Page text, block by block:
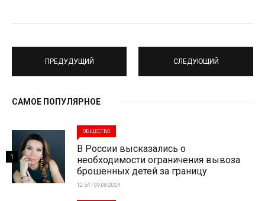
ПРЕДУДУЩИЙ СЛЕДУЮЩИЙ
САМОЕ ПОПУЛЯРНОЕ
ОБЩЕСТВО
В России высказались о
необходимости ограничения вывоза
брошенных детей за границу
12:54 | 09-08-2024
1